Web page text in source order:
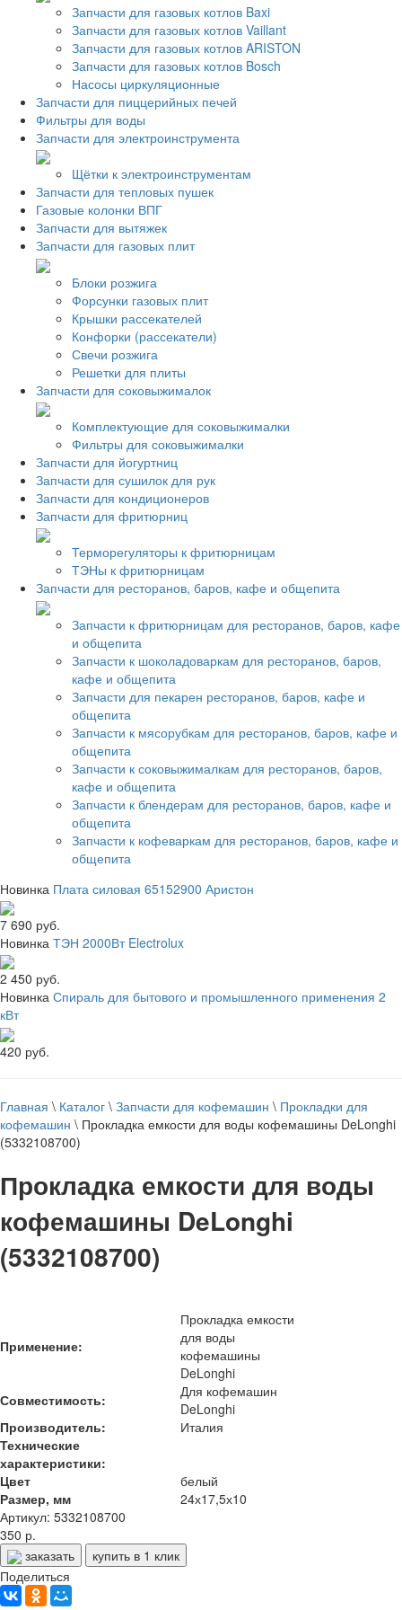
Запчасти для газовых котлов Baxi
Запчасти для газовых котлов Vaillant
Запчасти для газовых котлов ARISTON
Запчасти для газовых котлов Bosch
Насосы циркуляционные
Запчасти для пиццерийных печей
Фильтры для воды
Запчасти для электроинструмента
Щётки к электроинструментам
Запчасти для тепловых пушек
Газовые колонки ВПГ
Запчасти для вытяжек
Запчасти для газовых плит
Блоки розжига
Форсунки газовых плит
Крышки рассекателей
Конфорки (рассекатели)
Свечи розжига
Решетки для плиты
Запчасти для соковыжималок
Комплектующие для соковыжималки
Фильтры для соковыжималки
Запчасти для йогуртниц
Запчасти для сушилок для рук
Запчасти для кондиционеров
Запчасти для фритюрниц
Терморегуляторы к фритюрницам
ТЭНы к фритюрницам
Запчасти для ресторанов, баров, кафе и общепита
Запчасти к фритюрницам для ресторанов, баров, кафе
и общепита
Запчасти к шоколадоваркам для ресторанов, баров,
кафе и общепита
Запчасти для пекарен ресторанов, баров, кафе и
общепита
Запчасти к мясорубкам для ресторанов, баров, кафе и
общепита
Запчасти к соковыжималкам для ресторанов, баров,
кафе и общепита
Запчасти к блендерам для ресторанов, баров, кафе и
общепита
Запчасти к кофеваркам для ресторанов, баров, кафе и
общепита
Новинка Плата силовая 65152900 Аристон
7 690 руб.
Новинка ТЭН 2000Вт Electrolux
2 450 руб.
Новинка Спираль для бытового и промышленного применения 2
кВт
420 руб.
Главная \ Каталог \ Запчасти для кофемашин \ Прокладки для
кофемашин \ Прокладка емкости для воды кофемашины DeLonghi
(5332108700)
Прокладка емкости для воды
кофемашины DeLonghi
(5332108700)
Применение:
Прокладка емкости
для воды
кофемашины
DeLonghi
Совместимость:
Для кофемашин
DeLonghi
Производитель:
Италия
Технические
характеристики:
Цвет
белый
Размер, мм
24х17,5х10
Артикул: 5332108700
350 р.
заказать
купить в 1 клик
Поделиться